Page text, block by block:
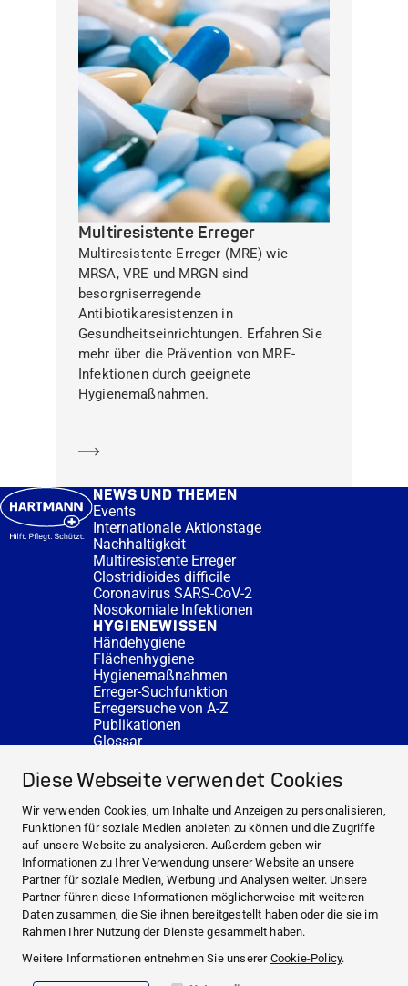
Diese Webseite verwendet Cookies
Wir verwenden Cookies, um Inhalte und Anzeigen zu personalisieren,
Funktionen für soziale Medien anbieten zu können und die Zugriffe
auf unsere Website zu analysieren. Außerdem geben wir
Informationen zu Ihrer Verwendung unserer Website an unsere
Partner für soziale Medien, Werbung und Analysen weiter. Unsere
Partner führen diese Informationen möglicherweise mit weiteren
Daten zusammen, die Sie ihnen bereitgestellt haben oder die sie im
Rahmen Ihrer Nutzung der Dienste gesammelt haben.
Weitere Informationen entnehmen Sie unserer Cookie-Policy.
Multiresistente Erreger
Multiresistente Erreger (MRE) wie
MRSA, VRE und MRGN sind
besorgniserregende
Antibiotikaresistenzen in
Gesundheitseinrichtungen. Erfahren Sie
mehr über die Prävention von MRE-
Infektionen durch geeignete
Hygienemaßnahmen.
NEWS UND THEMEN
Events
Internationale Aktionstage
Nachhaltigkeit
Multiresistente Erreger
Clostridioides difficile
Coronavirus SARS-CoV-2
Nosokomiale Infektionen
HYGIENEWISSEN
Händehygiene
Flächenhygiene
Hygienemaßnahmen
Erreger-Suchfunktion
Erregersuche von A-Z
Publikationen
Glossar
SERVICE
Fachberatung
DESINFACTS
Newsletter
Konzentrat-Rechner
Weiterführende Links
Über uns
Fachberatung
NEWS UND THEMEN
HYGIENEWISSEN
SERVICE